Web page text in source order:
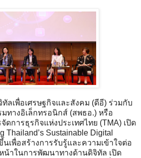
ทัลเพื่อเศรษฐกิจและสังคม (ดีอี) ร่วมกับ
ทางอิเล็กทรอนิกส์ (สพธอ.) หรือ
ดการธุรกิจแห่งประเทศไทย (TMA) เปิด
Thailand’s Sustainable Digital
นเพื่อสร้างการรับรู้และความเข้าใจต่อ
น้าในการพัฒนาทางด้านดิจิทัล เปิด